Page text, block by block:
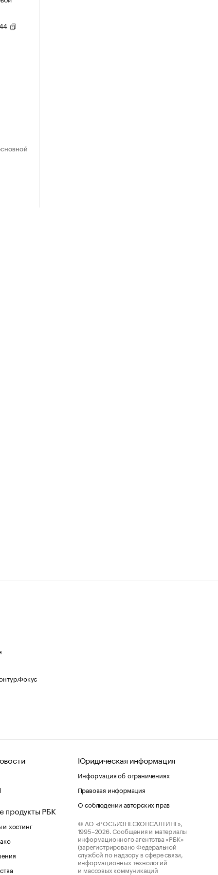
продукты РБК
хостинг
Юридическая информация
Информация об ограничениях
Правовая информация
О соблюдении авторских прав
© АО «РОСБИЗНЕСКОНСАЛТИНГ»,
1995–2026. Сообщения и материалы
информационного агентства «РБК»
(зарегистрировано Федеральной
службой по надзору в сфере связи,
информационных технологий
и массовых коммуникаций